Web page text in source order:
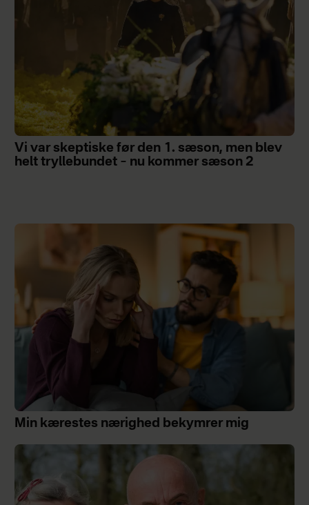
Vi var skeptiske før den 1. sæson, men blev
helt tryllebundet – nu kommer sæson 2
Min kærestes nærighed bekymrer mig